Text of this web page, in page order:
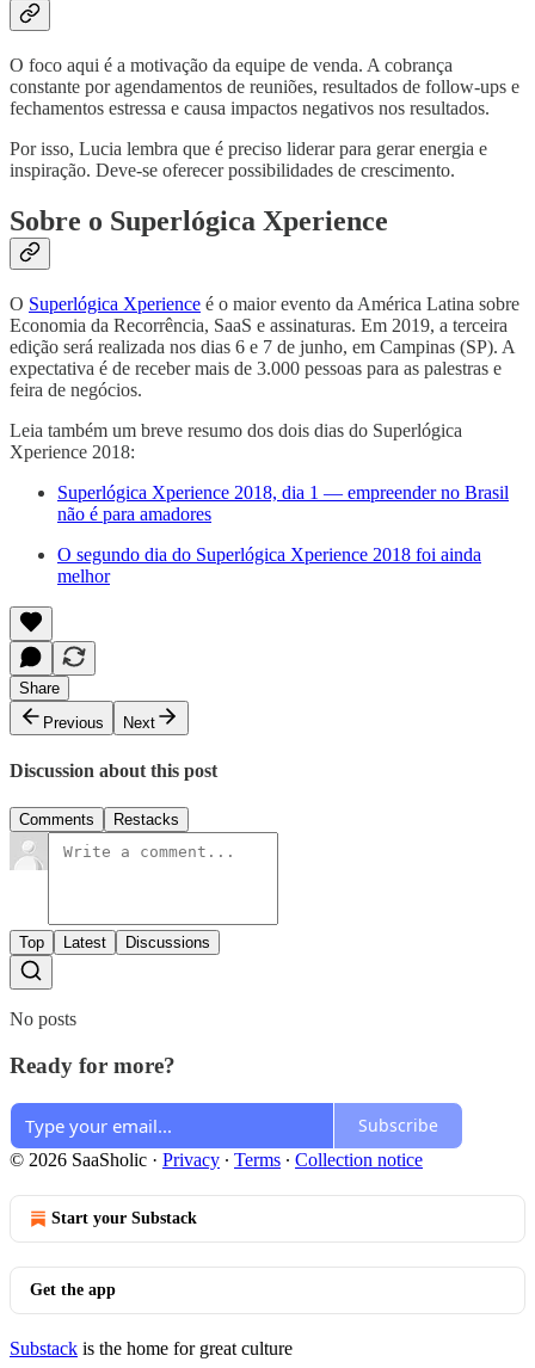
O foco aqui é a motivação da equipe de venda. A cobrança
constante por agendamentos de reuniões, resultados de follow-ups e
fechamentos estressa e causa impactos negativos nos resultados.
Por isso, Lucia lembra que é preciso liderar para gerar energia e
inspiração. Deve-se oferecer possibilidades de crescimento.
Sobre o Superlógica Xperience
O Superlógica Xperience é o maior evento da América Latina sobre
Economia da Recorrência, SaaS e assinaturas. Em 2019, a terceira
edição será realizada nos dias 6 e 7 de junho, em Campinas (SP). A
expectativa é de receber mais de 3.000 pessoas para as palestras e
feira de negócios.
Leia também um breve resumo dos dois dias do Superlógica
Xperience 2018:
Superlógica Xperience 2018, dia 1 — empreender no Brasil
não é para amadores
O segundo dia do Superlógica Xperience 2018 foi ainda
melhor
Share
Previous
Next
Discussion about this post
Comments Restacks
Top Latest Discussions
No posts
Ready for more?
Subscribe
© 2026 SaaSholic · Privacy ∙ Terms ∙ Collection notice
Start your Substack
Get the app
Substack is the home for great culture